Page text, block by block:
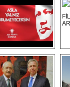
Asla Yalnız
Uzun Adam